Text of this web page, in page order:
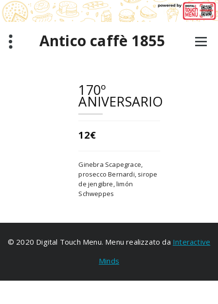
Saltar
al
contenido
Antico caffè 1855
170º
ANIVERSARIO
12€
Ginebra Scapegrace,
prosecco Bernardi, sirope
de jengibre, limón
Schweppes
© 2020 Digital Touch Menu. Menu realizzato da Interactive
Minds